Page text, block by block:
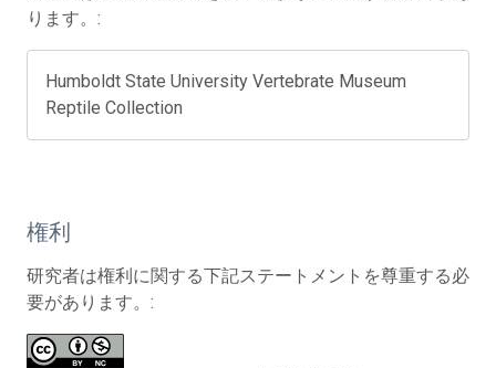
ります。:
Humboldt State University Vertebrate Museum
Reptile Collection
権利
研究者は権利に関する下記ステートメントを尊重する必
要があります。: